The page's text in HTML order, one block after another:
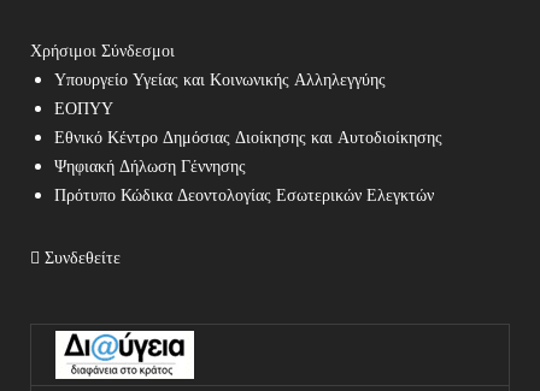
Χρήσιμοι Σύνδεσμοι
Υπουργείο Υγείας και Κοινωνικής Αλληλεγγύης
ΕΟΠΥΥ
Εθνικό Κέντρο Δημόσιας Διοίκησης και Αυτοδιοίκησης
Ψηφιακή Δήλωση Γέννησης
Πρότυπο Κώδικα Δεοντολογίας Εσωτερικών Ελεγκτών
Συνδεθείτε